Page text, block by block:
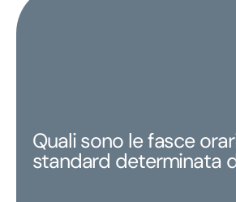
Quali sono le fasce
standard determinata